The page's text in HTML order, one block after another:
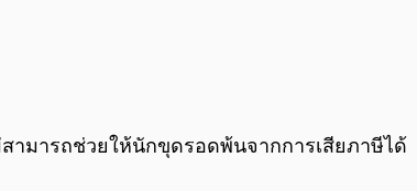
สามารถช่วยให้นักขุดรอดพ้นจากการเสียภาษีได้